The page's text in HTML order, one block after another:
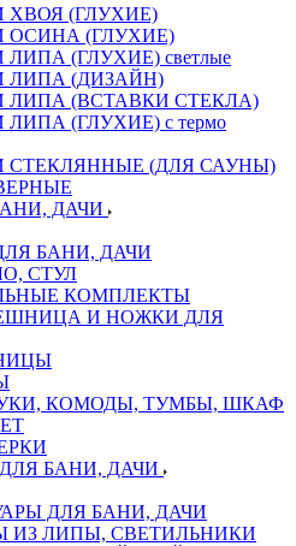
ХВОЯ (ГЛУХИЕ)
ОСИНА (ГЛУХИЕ)
ЛИПА (ГЛУХИЕ) светлые
ЛИПА (ДИЗАЙН)
ЛИПА (ВСТАВКИ СТЕКЛА)
ЛИПА (ГЛУХИЕ) с термо
СТЕКЛЯННЫЕ (ДЛЯ САУНЫ)
ДАЧИ
БАНИ, ДАЧИ
СТУЛ
КОМПЛЕКТЫ
И НОЖКИ ДЛЯ
КОМОДЫ, ТУМБЫ, ШКАФ
БАНИ, ДАЧИ
ДЛЯ БАНИ, ДАЧИ
ИЗ ЛИПЫ, СВЕТИЛЬНИКИ